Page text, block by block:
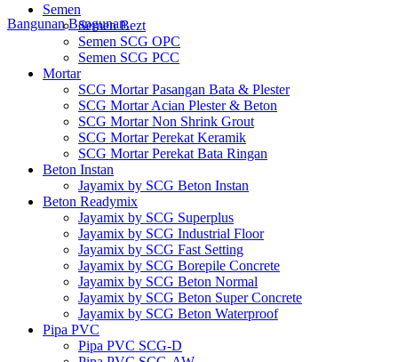
Bangunan Bangunan
Semen
Semen Bezt
Semen SCG OPC
Semen SCG PCC
Mortar
SCG Mortar Pasangan Bata & Plester
SCG Mortar Acian Plester & Beton
SCG Mortar Non Shrink Grout
SCG Mortar Perekat Keramik
SCG Mortar Perekat Bata Ringan
Beton Instan
Jayamix by SCG Beton Instan
Beton Readymix
Jayamix by SCG Superplus
Jayamix by SCG Industrial Floor
Jayamix by SCG Fast Setting
Jayamix by SCG Borepile Concrete
Jayamix by SCG Beton Normal
Jayamix by SCG Beton Super Concrete
Jayamix by SCG Beton Waterproof
Pipa PVC
Pipa PVC SCG-D